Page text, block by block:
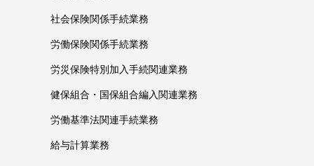
社会保険関係手続業務
労働保険関係手続業務
労災保険特別加入手続関連業務
健保組合・国保組合編入関連業務
労働基準法関連手続業務
給与計算業務